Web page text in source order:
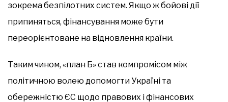
зокрема безпілотних систем. Якщо ж бойові дії
припиняться, фінансування може бути
переорієнтоване на відновлення країни.
Таким чином, «план Б» став компромісом між
політичною волею допомогти Україні та
обережністю ЄС щодо правових і фінансових